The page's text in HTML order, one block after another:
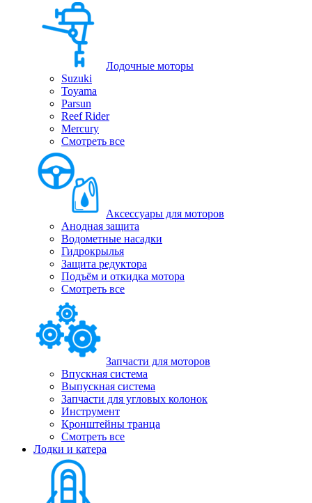
Лодочные моторы
Suzuki
Toyama
Parsun
Reef Rider
Mercury
Смотреть все
Аксессуары для моторов
Анодная защита
Водометные насадки
Гидрокрылья
Защита редуктора
Подъём и откидка мотора
Смотреть все
Запчасти для моторов
Впускная система
Выпускная система
Запчасти для угловых колонок
Инструмент
Кронштейны транца
Смотреть все
Лодки и катера